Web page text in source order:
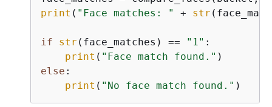
print ( "Face matches: " + str
if str (face_matches) == "1" :
print ( "Face match found."
else :
print ( "No face match found." )